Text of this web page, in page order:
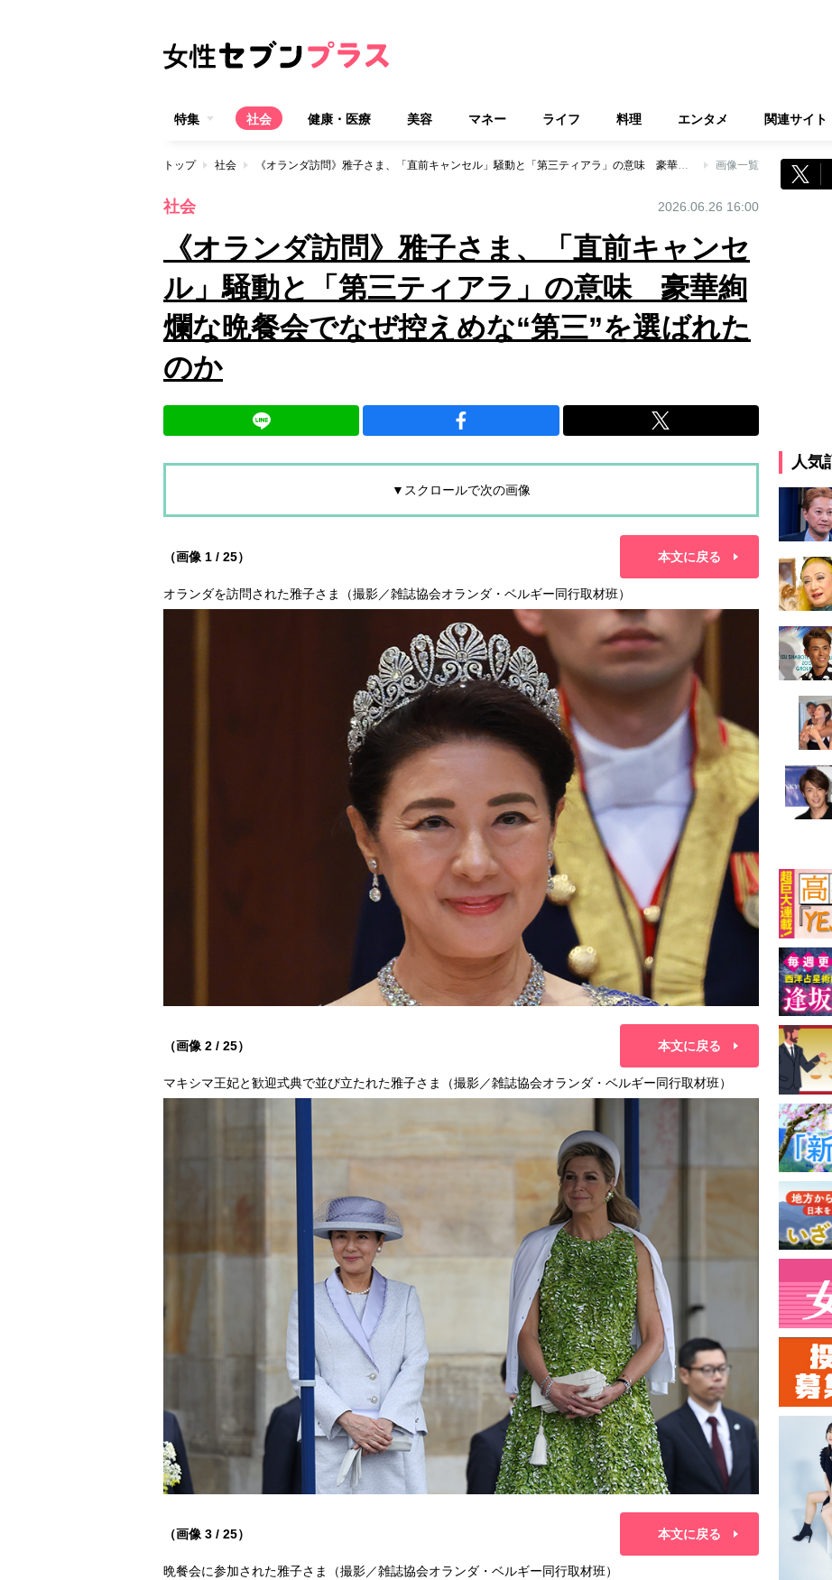
特集 社会 健康・医療 美容 マネー ライフ 料理 エンタメ 関連サイト
トップ 社会 《オランダ訪問》雅子さま、「直前キャンセル」騒動と「第三ティアラ」の意味 豪華絢爛な晩餐会でなぜ控えめな“第三”を選ばれたのか 画像一覧
社会 2026.06.26 16:00
《オランダ訪問》雅子さま、「直前キャンセ
ル」騒動と「第三ティアラ」の意味 豪華絢
爛な晩餐会でなぜ控えめな“第三”を選ばれた
のか
▼スクロールで次の画像
（画像 1 / 25） 本文に戻る
オランダを訪問された雅子さま（撮影／雑誌協会オランダ・ベルギー同行取材班）
（画像 2 / 25） 本文に戻る
マキシマ王妃と歓迎式典で並び立たれた雅子さま（撮影／雑誌協会オランダ・ベルギー同行取材班）
（画像 3 / 25） 本文に戻る
晩餐会に参加された雅子さま（撮影／雑誌協会オランダ・ベルギー同行取材班）
人気